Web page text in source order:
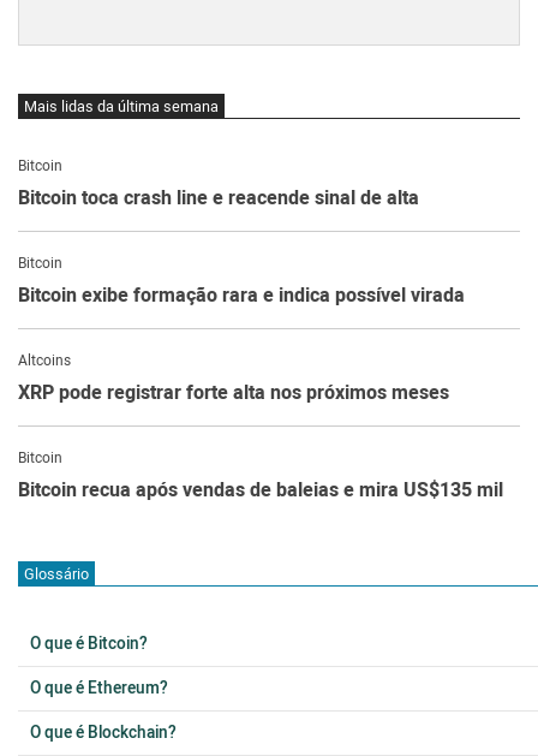
Mais lidas da última semana
Bitcoin
Bitcoin toca crash line e reacende sinal de alta
Bitcoin
Bitcoin exibe formação rara e indica possível virada
Altcoins
XRP pode registrar forte alta nos próximos meses
Bitcoin
Bitcoin recua após vendas de baleias e mira US$135 mil
Glossário
O que é Bitcoin?
O que é Ethereum?
O que é Blockchain?